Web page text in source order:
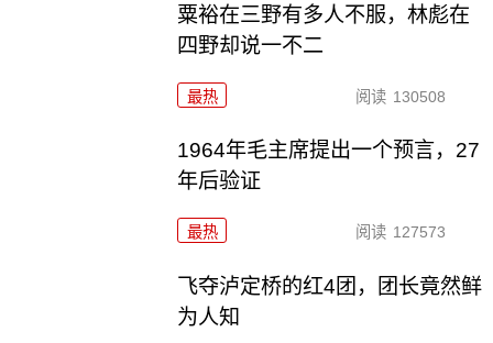
粟裕在三野有多人不服，林彪在
四野却说一不二
最热 阅读 130508
1964年毛主席提出一个预言，27
年后验证
最热 阅读 127573
飞夺泸定桥的红4团，团长竟然鲜
为人知